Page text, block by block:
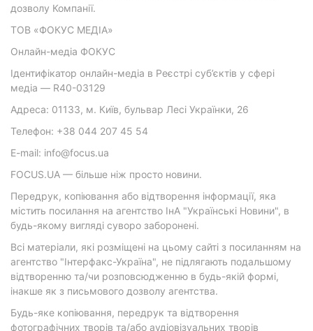
дозволу Компанії.
ТОВ «ФОКУС МЕДІА»
Онлайн-медіа ФОКУС
Ідентифікатор онлайн-медіа в Реєстрі суб’єктів у сфері
медіа — R40-03129
Адреса: 01133, м. Київ, бульвар Лесі Українки, 26
Телефон: +38 044 207 45 54
E-mail: info@focus.ua
FOCUS.UA — більше ніж просто новини.
Передрук, копіювання або відтворення інформації, яка
містить посилання на агентство ІнА "Українські Новини", в
будь-якому вигляді суворо заборонені.
Всі матеріали, які розміщені на цьому сайті з посиланням на
агентство "Інтерфакс-Україна", не підлягають подальшому
відтворенню та/чи розповсюдженню в будь-якій формі,
інакше як з письмового дозволу агентства.
Будь-яке копіювання, передрук та відтворення
фотографічних творів та/або аудіовізуальних творів